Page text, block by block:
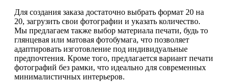
Для создания заказа достаточно выбрать формат 20 на
20, загрузить свои фотографии и указать количество.
Мы предлагаем также выбор материала печати, будь то
глянцевая или матовая фотобумага, что позволяет
адаптировать изготовление под индивидуальные
предпочтения. Кроме того, предлагается вариант печати
фотографий без рамки, что идеально для современных
минималистичных интерьеров.